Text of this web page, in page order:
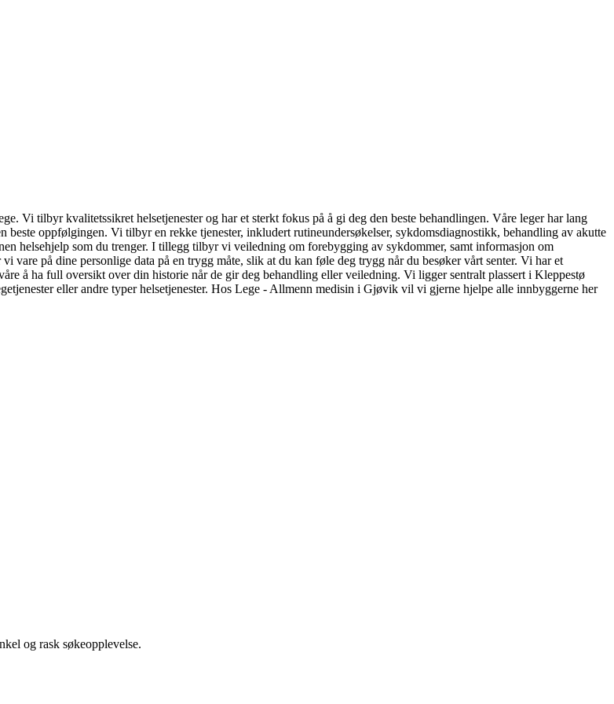
Vi tilbyr kvalitetssikret helsetjenester og har et sterkt fokus på å gi deg den beste behandlingen. Våre leger har lang
oppfølgingen. Vi tilbyr en rekke tjenester, inkludert rutineundersøkelser, sykdomsdiagnostikk, behandling av akutte
helsehjelp som du trenger. I tillegg tilbyr vi veiledning om forebygging av sykdommer, samt informasjon om
på dine personlige data på en trygg måte, slik at du kan føle deg trygg når du besøker vårt senter. Vi har et
å ha full oversikt over din historie når de gir deg behandling eller veiledning. Vi ligger sentralt plassert i Kleppestø
eller andre typer helsetjenester. Hos Lege - Allmenn medisin i Gjøvik vil vi gjerne hjelpe alle innbyggerne her
og rask søkeopplevelse.